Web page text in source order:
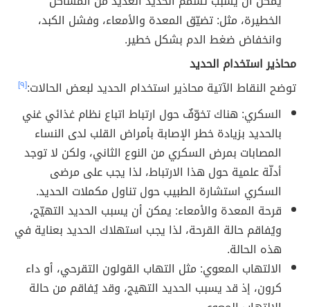
الخطيرة، مثل: تضيّق المعدة والأمعاء، وفشل الكبد،
وانخفاض ضغط الدم بشكل خطير.
محاذير استخدام الحديد
توضح النقاط الآتية محاذير استخدام الحديد لبعض الحالات:[٩]
السكري: هناك تخوّفٌ حول ارتباط اتباع نظام غذائي غني
بالحديد بزيادة خطر الإصابة بأمراض القلب لدى النساء
المصابات بمرض السكري من النوع الثاني، ولكن لا توجد
أدلّة علمية حول هذا الارتباط، لذا يجب على مرضى
السكري استشارة الطبيب حول تناول مكملات الحديد.
قرحة المعدة والأمعاء: يمكن أن يسبب الحديد التهيّج،
ويُفاقم حالة القرحة، لذا يجب استهلاك الحديد بعناية في
هذه الحالة.
الالتهاب المعوي: مثل التهاب القولون التقرحي، أو داء
كرون، إذ قد يسبب الحديد التهيج، وقد يُفاقم من حالة